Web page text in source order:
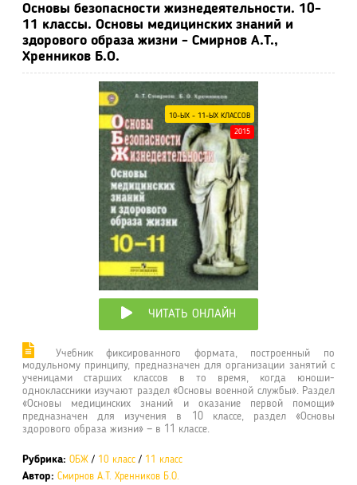
Основы безопасности жизнедеятельности. 10-
11 классы. Основы медицинских знаний и
здорового образа жизни - Смирнов А.Т.,
Хренников Б.О.
10-ЫХ - 11-ЫХ КЛАССОВ
2015
ЧИТАТЬ ОНЛАЙН
Учебник фиксированного формата, построенный по
модульному принципу, предназначен для организации занятий с
ученицами старших классов в то время, когда юноши-
одноклассники изучают раздел «Основы военной службы». Раздел
«Основы медицинских знаний и оказание первой помощи»
предназначен для изучения в 10 классе, раздел «Основы
здорового образа жизни» — в 11 классе.
Рубрика: ОБЖ / 10 класс / 11 класс
Автор: Смирнов А.Т. Хренников Б.О.